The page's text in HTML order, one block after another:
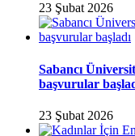
23 Şubat 2026
Sabancı
başvurular
23 Şubat 2026